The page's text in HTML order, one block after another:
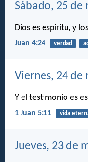
Sábado, 25 de
Dios es espíritu, y
Juan 4:24 verdad
Viernes, 24 de
Y el testimonio es
1 Juan 5:11 vida
Jueves, 23 de